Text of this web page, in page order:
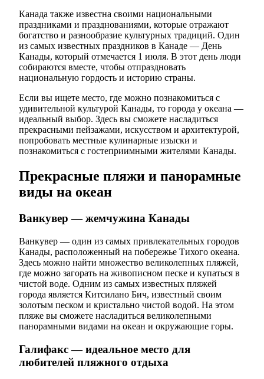
Канада также известна своими национальными
праздниками и празднованиями, которые отражают
богатство и разнообразие культурных традиций. Один
из самых известных праздников в Канаде — День
Канады, который отмечается 1 июля. В этот день люди
собираются вместе, чтобы отпраздновать
национальную гордость и историю страны.
Если вы ищете место, где можно познакомиться с
удивительной культурой Канады, то города у океана —
идеальный выбор. Здесь вы сможете насладиться
прекрасными пейзажами, искусством и архитектурой,
попробовать местные кулинарные изыски и
познакомиться с гостеприимными жителями Канады.
Прекрасные пляжи и панорамные
виды на океан
Ванкувер — жемчужина Канады
Ванкувер — один из самых привлекательных городов
Канады, расположенный на побережье Тихого океана.
Здесь можно найти множество великолепных пляжей,
где можно загорать на живописном песке и купаться в
чистой воде. Одним из самых известных пляжей
города является Китсилано Бич, известный своим
золотым песком и кристально чистой водой. На этом
пляже вы сможете насладиться великолепными
панорамными видами на океан и окружающие горы.
Галифакс — идеальное место для
любителей пляжного отдыха